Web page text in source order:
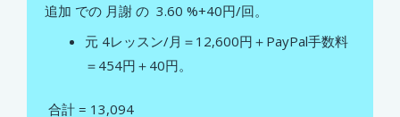
追加 での 月謝 の 3.60 %+40円/回。
元 4レッスン/月＝12,600円＋PayPal手数料
＝454円＋40円。
合計 = 13,094